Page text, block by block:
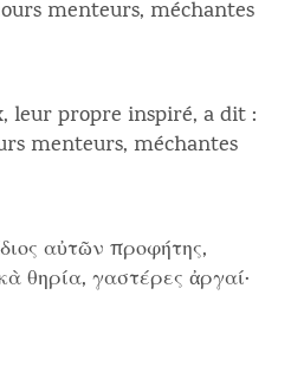
méchantes
leur propre inspiré, a dit :
méchantes
αὐτῶν προφήτης,
θηρία, γαστέρες ἀργαί·